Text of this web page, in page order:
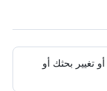
تغيير بحثك أو